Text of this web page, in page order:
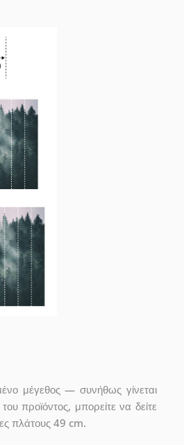
μέγεθος — συνήθως γίνεται
προϊόντος, μπορείτε να δείτε
πλάτους 49 cm.